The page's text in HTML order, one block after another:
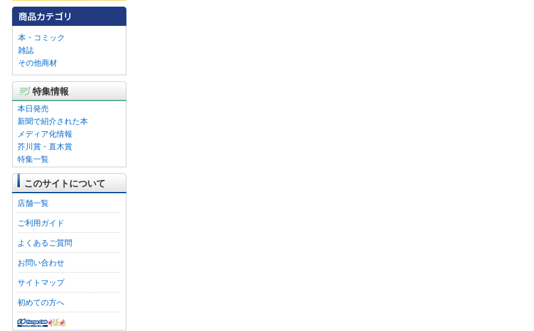
本・コミック
雑誌
その他商材
特集情報
本日発売
新聞で紹介された本
メディア化情報
芥川賞・直木賞
特集一覧
このサイトについて
店舗一覧
ご利用ガイド
よくあるご質問
お問い合わせ
サイトマップ
初めての方へ